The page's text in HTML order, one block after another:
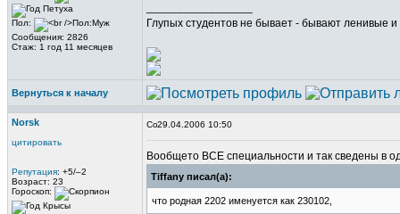
Пол:
Сообщения: 2826
Стаж: 1 год 11 месяцев
Глупых студентов не бывает - бывают ленивые
Вернуться к началу
Norsk
цитировать
Репутация: +5/–2
Возраст: 23
Гороскоп:
29.04.2006 10:50
Вообщето ВСЕ специальности и так сведены в
Tiffany писал(а):
что родная 2202 именуется как 230102,